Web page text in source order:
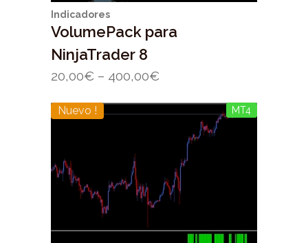
Indicadores
VolumePack para
NinjaTrader 8
20,00€ – 400,00€
Nuevo ! MT4